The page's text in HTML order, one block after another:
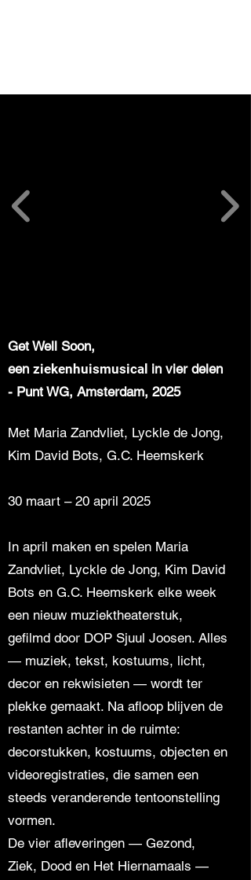
Get Well Soon,
een ziekenhuismusical in vier delen
- Punt WG, Amsterdam, 2025
Met Maria Zandvliet, Lyckle de Jong,
Kim David Bots, G.C. Heemskerk
30 maart – 20 april 2025
In april maken en spelen Maria
Zandvliet, Lyckle de Jong, Kim David
Bots en G.C. Heemskerk elke week
een nieuw muziektheaterstuk,
gefilmd door DOP Sjuul Joosen. Alles
— muziek, tekst, kostuums, licht,
decor en rekwisieten — wordt ter
plekke gemaakt. Na afloop blijven de
restanten achter in de ruimte:
decorstukken, kostuums, objecten en
videoregistraties, die samen een
steeds veranderende tentoonstelling
vormen.
De vier afleveringen — Gezond,
Ziek, Dood en Het Hiernamaals —